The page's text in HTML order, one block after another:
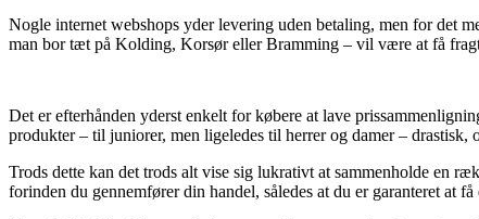
Nogle internet webshops yder levering uden betaling, men for det
man bor tæt på Kolding, Korsør eller Bramming – vil være at få
Det er efterhånden yderst enkelt for købere at lave
produkter – til juniorer, men ligeledes til herrer og damer – drastisk,
Trods dette kan det trods alt vise sig lukrativt at sammenholde en
forinden du gennemfører din handel, således at du er garanteret at få